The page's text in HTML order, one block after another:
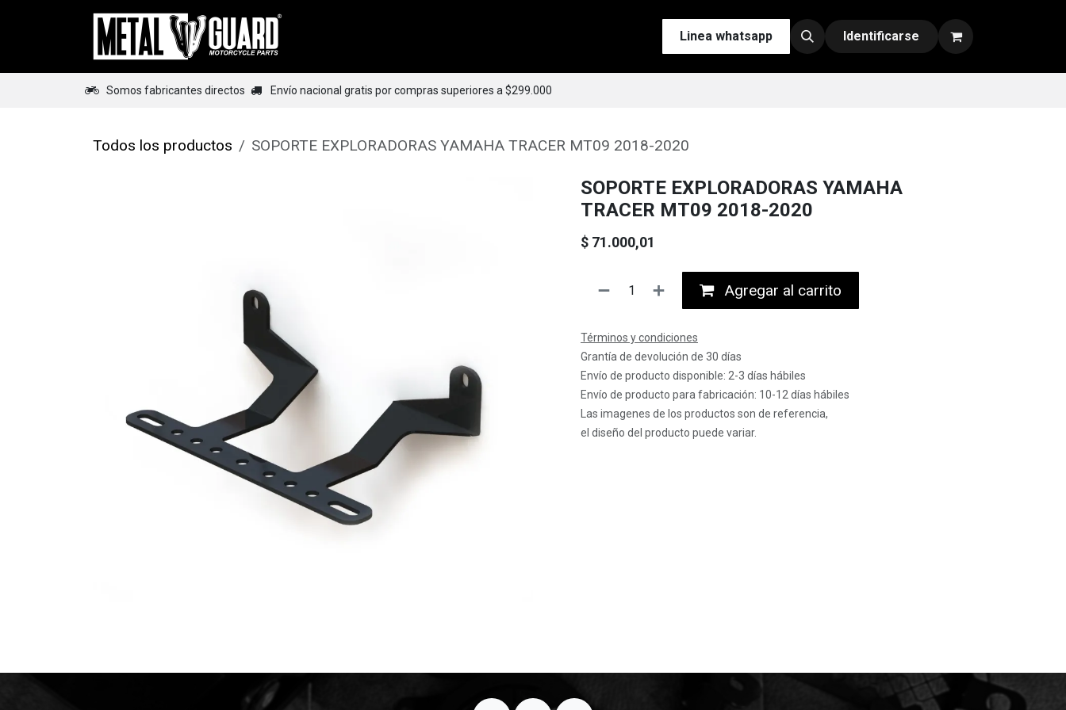
Ir al contenido
Esenciales Contáctenos Nuestras Redes y Canales de Venta
Linea whatsapp Identificarse
Somos fabricantes directos Envío nacional gratis por compras superiores a $299.000
Todos los productos SOPORTE EXPLORADORAS YAMAHA TRACER MT09 2018-2020
SOPORTE EXPLORADORAS YAMAHA
TRACER MT09 2018-2020
$ 71.000,01
Agregar al carrito
Términos y condiciones
Grantía de devolución de 30 días
Envío de producto disponible: 2-3 días hábiles
Envío de producto para fabricación: 10-12 días hábiles
Las imagenes de los productos son de referencia,
el diseño del producto puede variar.